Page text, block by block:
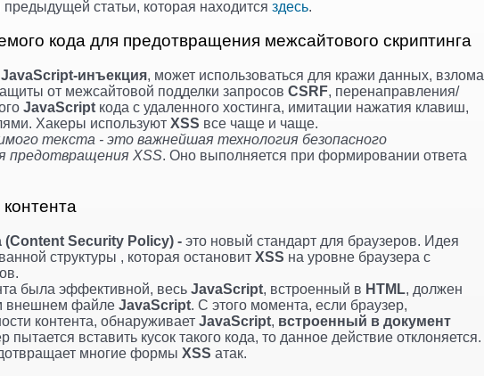
статьи, которая находится здесь.
кода для предотвращения межсайтового скриптинга
JavaScript-инъекция, может использоваться для кражи данных, взлома
от межсайтовой подделки запросов CSRF, перенаправления/
JavaScript кода c удаленного хостинга, имитации нажатия клавиш,
Хакеры используют XSS все чаще и чаще.
текста - это важнейшая технология безопасного
предотвращения XSS. Оно выполняется при формировании ответа
(Content Security Policy) - это новый стандарт для браузеров. Идея
структуры , которая остановит XSS на уровне браузера с
была эффективной, весь JavaScript, встроенный в HTML, должен
внешнем файле JavaScript. С этого момента, если браузер,
контента, обнаруживает JavaScript, встроенный в документ
пытается вставить кусок такого кода, то данное действие отклоняется.
многие формы XSS атак.